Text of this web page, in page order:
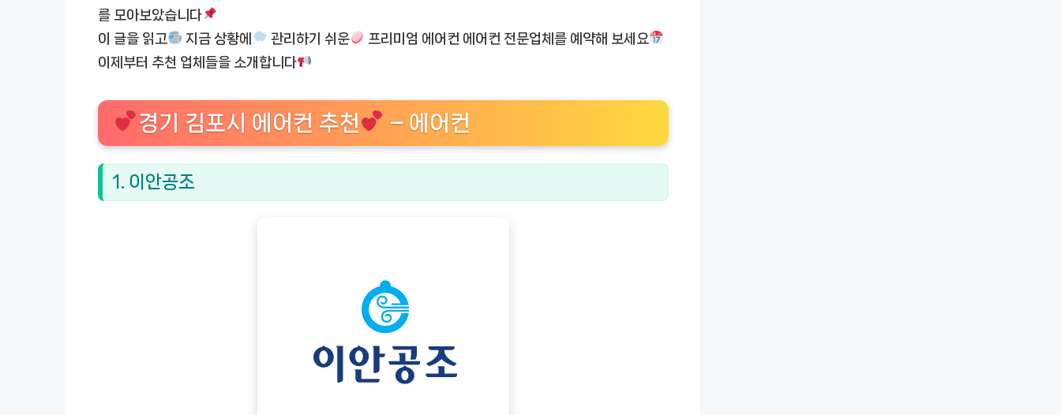
를 모아보았습니다
이 글을 읽고
지금 상황에 관리하기 쉬운
프리미엄 에어컨 에어컨 전문업체를 예약해 보세요
이제부터 추천 업체들을 소개합니다
경기 김포시 에어컨 추천 – 에어컨
1. 이안공조